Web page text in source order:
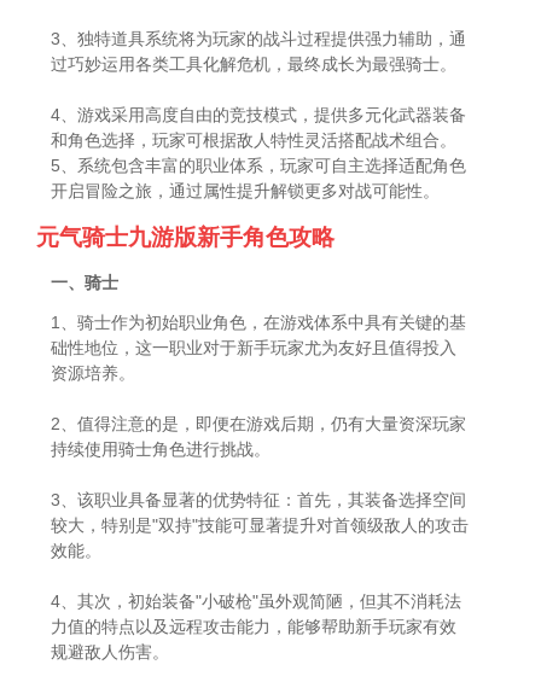
3、独特道具系统将为玩家的战斗过程提供强力辅助，通
过巧妙运用各类工具化解危机，最终成长为最强骑士。
4、游戏采用高度自由的竞技模式，提供多元化武器装备
和角色选择，玩家可根据敌人特性灵活搭配战术组合。
5、系统包含丰富的职业体系，玩家可自主选择适配角色
开启冒险之旅，通过属性提升解锁更多对战可能性。
元气骑士九游版新手角色攻略
一、骑士
1、骑士作为初始职业角色，在游戏体系中具有关键的基
础性地位，这一职业对于新手玩家尤为友好且值得投入
资源培养。
2、值得注意的是，即便在游戏后期，仍有大量资深玩家
持续使用骑士角色进行挑战。
3、该职业具备显著的优势特征：首先，其装备选择空间
较大，特别是"双持"技能可显著提升对首领级敌人的攻击
效能。
4、其次，初始装备"小破枪"虽外观简陋，但其不消耗法
力值的特点以及远程攻击能力，能够帮助新手玩家有效
规避敌人伤害。